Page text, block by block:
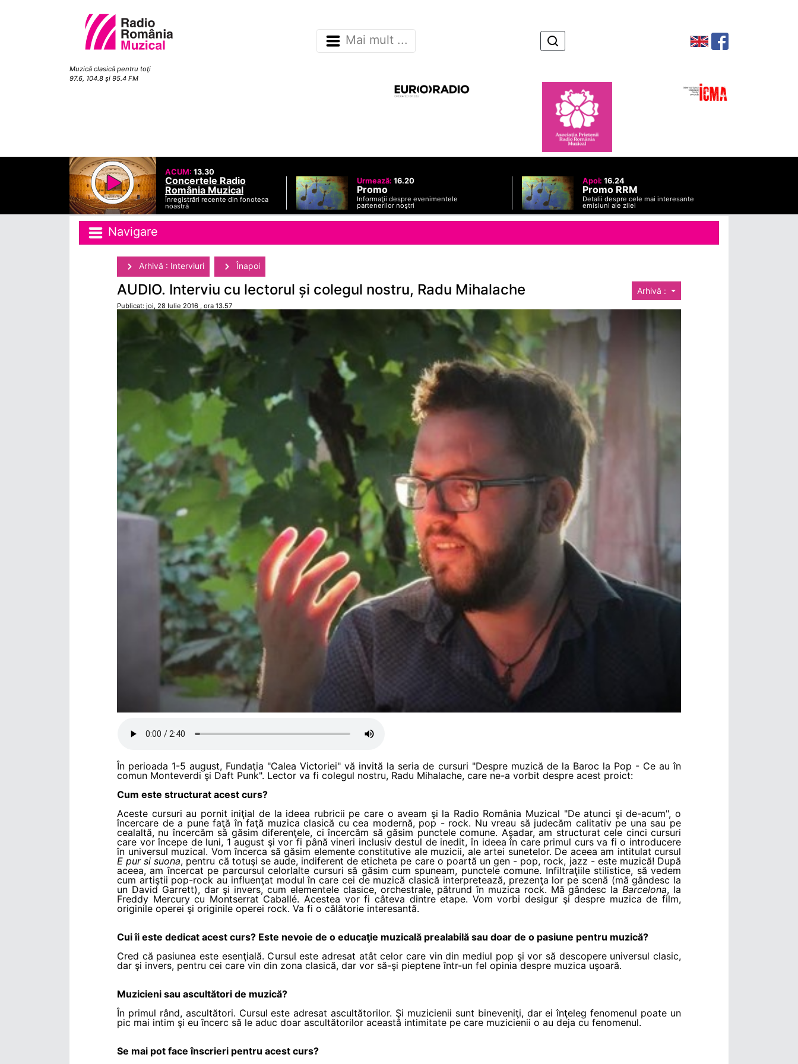
Muzică clasică pentru toţi
97.6, 104.8 şi 95.4 FM
Mai mult ...
ACUM: 13.30
Concertele Radio
România Muzical
Înregistrări recente din fonoteca
noastră
Urmează: 16.20
Promo
Informaţii despre evenimentele
partenerilor noştri
Apoi: 16.24
Promo RRM
Detalii despre cele mai interesante
emisiuni ale zilei
Navigare
Arhivă : Interviuri Înapoi
Arhivă :
AUDIO. Interviu cu lectorul și colegul nostru, Radu Mihalache
Publicat: joi, 28 Iulie 2016 , ora 13.57
În perioada 1-5 august, Fundaţia "Calea Victoriei" vă invită la seria de cursuri "Despre muzică de la Baroc la Pop - Ce au în
comun Monteverdi şi Daft Punk". Lector va fi colegul nostru, Radu Mihalache, care ne-a vorbit despre acest proict:
Cum este structurat acest curs?
Aceste cursuri au pornit iniţial de la ideea rubricii pe care o aveam şi la Radio România Muzical "De atunci şi de-acum", o
încercare de a pune faţă în faţă muzica clasică cu cea modernă, pop - rock. Nu vreau să judecăm calitativ pe una sau pe
cealaltă, nu încercăm să găsim diferenţele, ci încercăm să găsim punctele comune. Aşadar, am structurat cele cinci cursuri
care vor începe de luni, 1 august şi vor fi până vineri inclusiv destul de inedit, în ideea în care primul curs va fi o introducere
în universul muzical. Vom încerca să găsim elemente constitutive ale muzicii, ale artei sunetelor. De aceea am intitulat cursul
E pur si suona, pentru că totuşi se aude, indiferent de eticheta pe care o poartă un gen - pop, rock, jazz - este muzică! După
aceea, am încercat pe parcursul celorlalte cursuri să găsim cum spuneam, punctele comune. Infiltraţiile stilistice, să vedem
cum artiştii pop-rock au influenţat modul în care cei de muzică clasică interpretează, prezenţa lor pe scenă (mă gândesc la
un David Garrett), dar şi invers, cum elementele clasice, orchestrale, pătrund în muzica rock. Mă gândesc la Barcelona, la
Freddy Mercury cu Montserrat Caballé. Acestea vor fi câteva dintre etape. Vom vorbi desigur şi despre muzica de film,
originile operei şi originile operei rock. Va fi o călătorie interesantă.
Cui îi este dedicat acest curs? Este nevoie de o educaţie muzicală prealabilă sau doar de o pasiune pentru muzică?
Cred că pasiunea este esenţială. Cursul este adresat atât celor care vin din mediul pop şi vor să descopere universul clasic,
dar şi invers, pentru cei care vin din zona clasică, dar vor să-şi pieptene într-un fel opinia despre muzica uşoară.
Muzicieni sau ascultători de muzică?
În primul rând, ascultători. Cursul este adresat ascultătorilor. Şi muzicienii sunt bineveniţi, dar ei înţeleg fenomenul poate un
pic mai intim şi eu încerc să le aduc doar ascultătorilor această intimitate pe care muzicienii o au deja cu fenomenul.
Se mai pot face înscrieri pentru acest curs?